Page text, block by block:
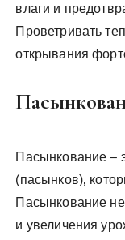
влаги и
Проветривать
открывания
Пасынкование –
(пасынков)‚
Пасынкование
и увеличения